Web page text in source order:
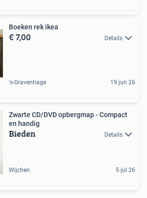
Boeken rek ikea
€ 7,00 Details
's-Gravenhage 19 jun 26
Zwarte CD/DVD opbergmap - Compact
en handig
Bieden Details
Wijchen 5 jul 26